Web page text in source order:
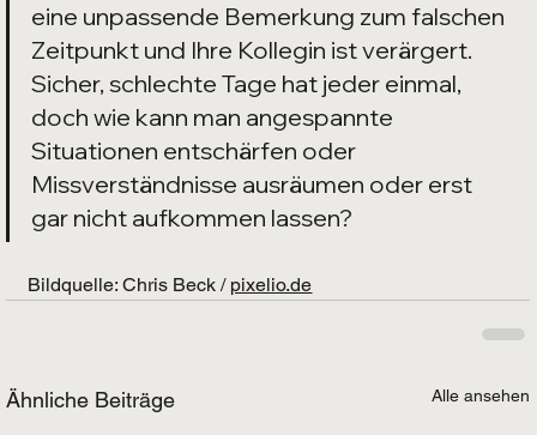
eine unpassende Bemerkung zum falschen
Zeitpunkt und Ihre Kollegin ist verärgert.
Sicher, schlechte Tage hat jeder einmal,
doch wie kann man angespannte
Situationen entschärfen oder
Missverständnisse ausräumen oder erst
gar nicht aufkommen lassen?
Bildquelle: Chris Beck / pixelio.de
Ähnliche Beiträge Alle ansehen